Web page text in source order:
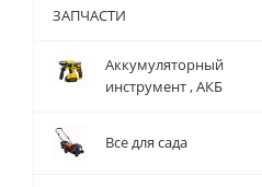
ЗАПЧАСТИ
Аккумуляторный
инструмент , АКБ
Все для сада